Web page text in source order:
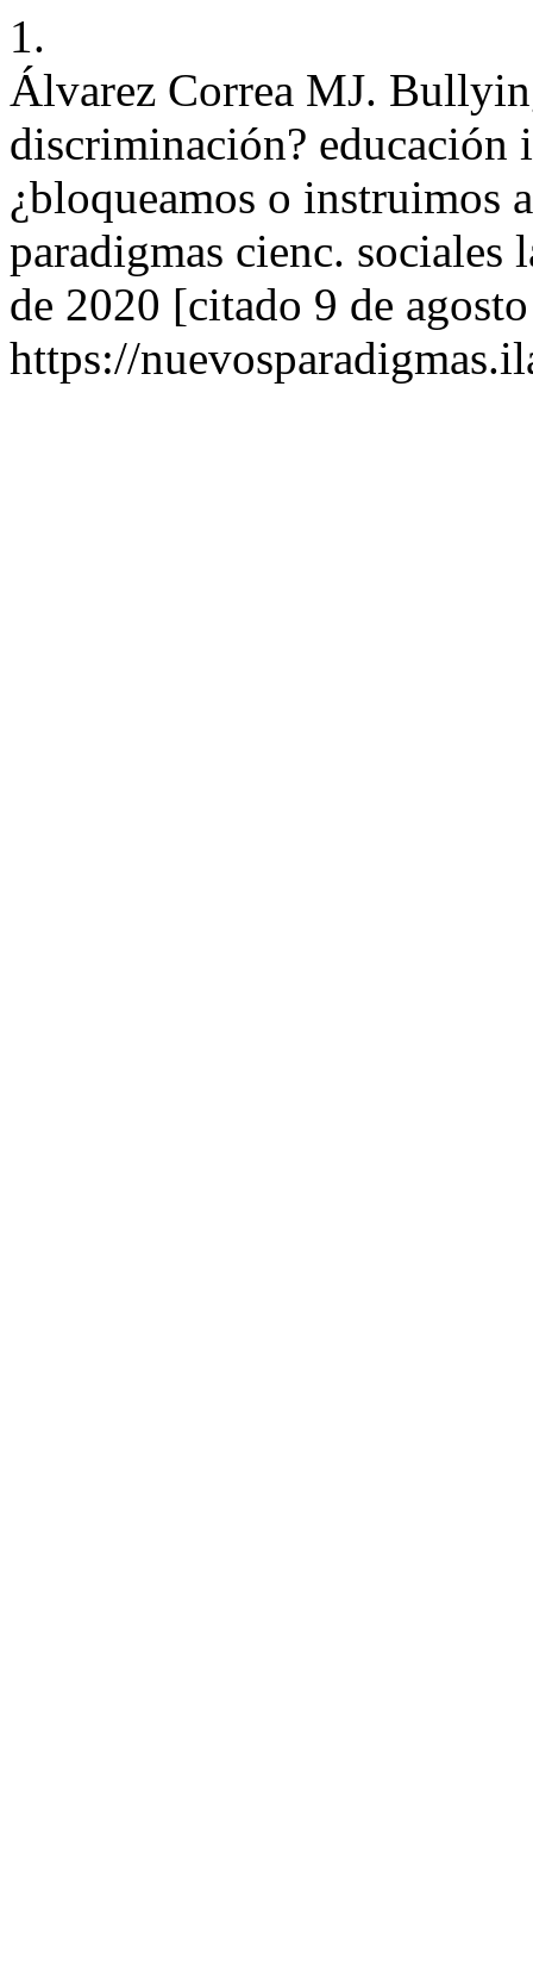
1.
Álvarez Correa MJ.
discriminación? educación
¿bloqueamos o instruimos
paradigmas cienc.
de 2020 [citado 9 de
https://